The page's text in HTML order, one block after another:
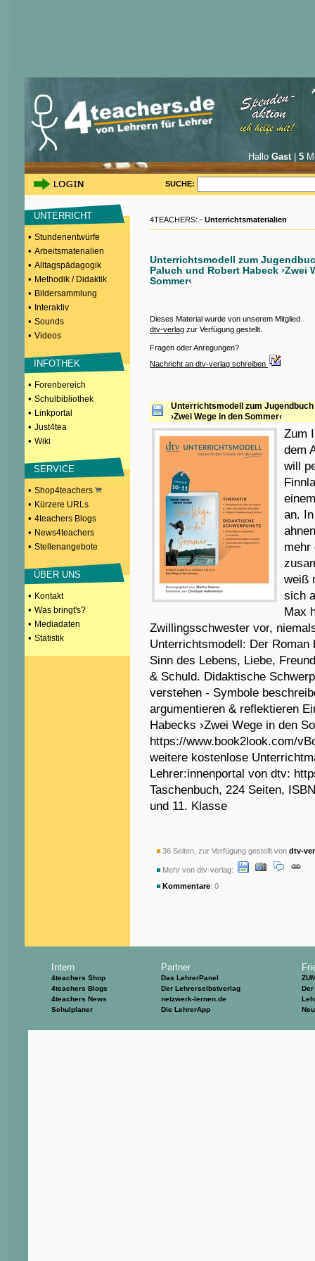
Hallo Gast| 5
SUCHE:
UNTERRICHT
• Stundenentwürfe
• Arbeitsmaterialien
• Alltagspädagogik
• Methodik / Didaktik
• Bildersammlung
• Interaktiv
• Sounds
• Videos
INFOTHEK
• Forenbereich
• Schulbibliothek
• Linkportal
• Just4tea
• Wiki
SERVICE
• Shop4teachers
• Kürzere URLs
• 4teachers Blogs
• News4teachers
• Stellenangebote
ÜBER UNS
• Kontakt
• Was bringt's?
• Mediadaten
• Statistik
4TEACHERS: - Unterrichtsmaterialien
Unterrichtsmodell zum
Paluch und Robert Habeck ›Zwei
Sommer‹
Dieses Material wurde von unserem Mitglied
dtv-verlag zur Verfügung gestellt.
Fragen oder Anregungen?
Nachricht an dtv-verlag schreiben
Unterrichtsmodell zum
›Zwei Wege in den Sommer‹
Zum
dem
will
an.
mehr
weiß
sich
Max
Zwillingsschwester vor,
Unterrichtsmodell: Der
Sinn des Lebens, Liebe,
& Schuld. Didaktische
verstehen - Symbole
argumentieren & reflektieren
Habecks ›Zwei Wege in den
https://www.book2look.com/
weitere kostenlose
Lehrer:innenportal von dtv:
Taschenbuch, 224 Seiten,
und 11. Klasse
36 Seiten, zur Verfügung gestellt von dtv-
Mehr von dtv-verlag:
Kommentare: 0
Intern
4teachers Shop
4teachers Blogs
4teachers News
Schulplaner
Partner
Das LehrerPanel
Der Lehrerselbstverlag
netzwerk-lernen.de
Die LehrerApp